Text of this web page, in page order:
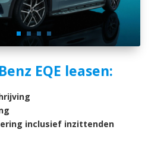
EQE leasen:
inclusief inzittenden